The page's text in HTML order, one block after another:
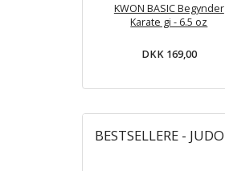
KWON BASIC Begynder
Karate gi - 6.5 oz
DKK 169,00
BESTSELLERE - JUDO